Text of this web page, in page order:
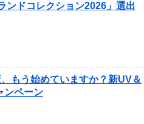
ンドコレクション2026」選出
もう始めていますか？新UV＆
ンペーン